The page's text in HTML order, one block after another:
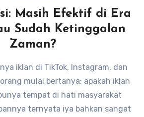
Masih Efektif di Era
Sudah Ketinggalan
Zaman?
iklan di TikTok, Instagram, dan
mulai bertanya: apakah iklan
tempat di hati masyarakat
ternyata iya bahkan sangat